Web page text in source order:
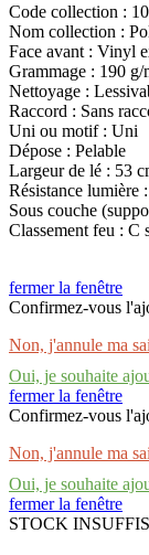
Code collection :
Nom collection :
Face avant : Vinyl
Grammage : 190 g/
Nettoyage :
Raccord : Sans
Uni ou motif : Uni
Dépose : Pelable
Largeur de lé : 53
Résistance lumière
Sous couche
Classement feu : C
fermer la fenêtre
Confirmez-vous
Non, j'annule ma
Oui, je souhaite
fermer la fenêtre
Confirmez-vous
Non, j'annule ma
Oui, je souhaite
fermer la fenêtre
STOCK